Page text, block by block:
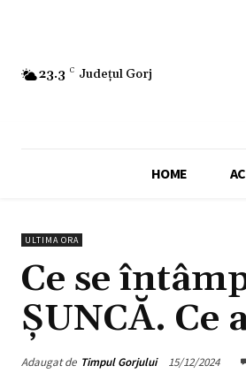
23.3 C Județul Gorj
HOME
ULTIMA ORA
Ce se
ȘUNCĂ. Ce
Adaugat de Timpul Gorjului 15/12/2024